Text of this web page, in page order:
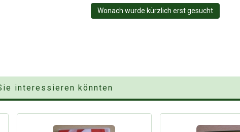
Wonach wurde kürzlich erst gesucht
interessieren könnten